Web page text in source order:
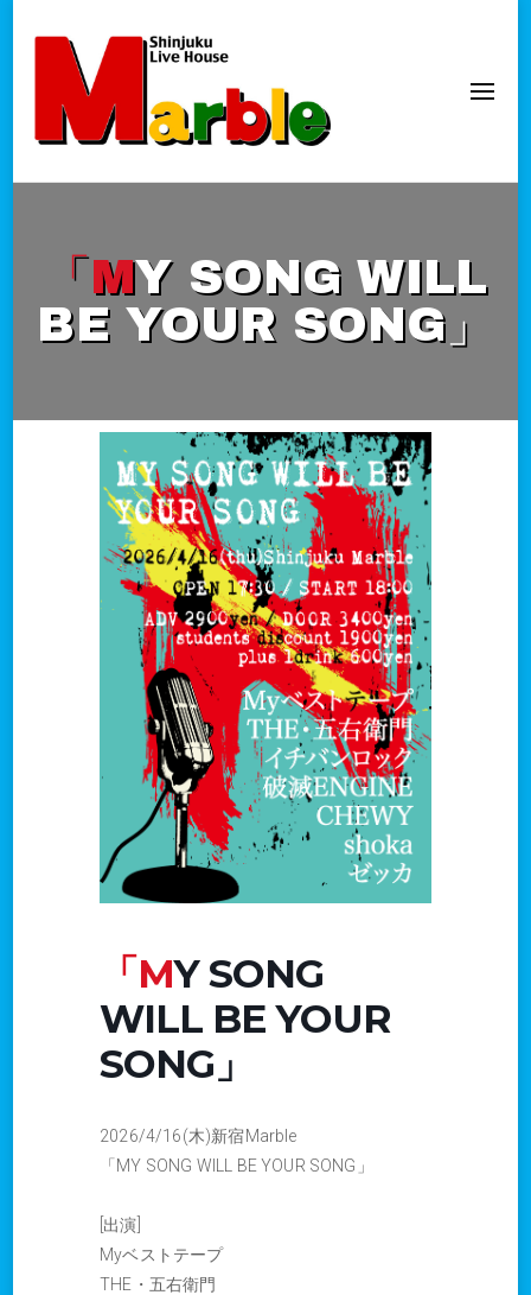
新宿Marble
official website
「MY SONG WILL
BE YOUR SONG」
「MY SONG
WILL BE YOUR
SONG」
2026/4/16(木)新宿Marble
「MY SONG WILL BE YOUR SONG」
[出演]
Myベストテープ
THE・五右衛門